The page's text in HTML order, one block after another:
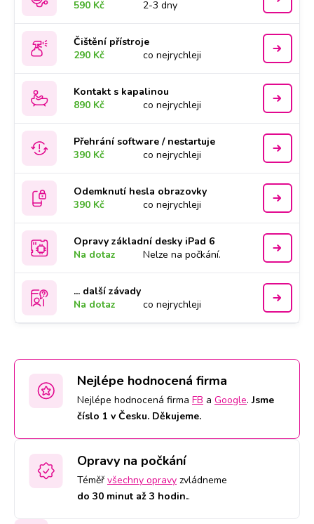
590 Kč
2-3 dny
Čištění přístroje
290 Kč
co nejrychleji
Kontakt s kapalinou
890 Kč
co nejrychleji
Přehrání software / nestartuje
390 Kč
co nejrychleji
Odemknutí hesla obrazovky
390 Kč
co nejrychleji
Opravy základní desky iPad 6
Na dotaz
Nelze na počkání.
... další závady
Na dotaz
co nejrychleji
Nejlépe hodnocená firma
Nejlépe hodnocená firma FB a Google.Jsme
číslo 1 v Česku. Děkujeme.
Opravy na počkání
Téměř všechny opravy zvládneme
do 30 minut až 3 hodin..